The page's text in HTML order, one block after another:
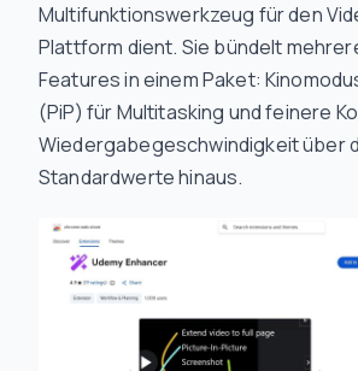
Multifunktionswerkzeug für den
Plattform dient. Sie bündelt
Features in einem Paket:
(PiP) für Multitasking und feinere
Wiedergabegeschwindigkeit über
Standardwerte hinaus.